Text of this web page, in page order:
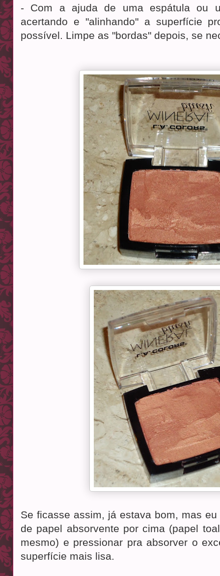
- Com a ajuda de uma espátula ou
acertando e "alinhando" a superfície
possível. Limpe as "bordas" depois, se
Se ficasse assim, já estava bom, mas
de papel absorvente por cima (papel
mesmo) e pressionar pra absorver o
superfície mais lisa.